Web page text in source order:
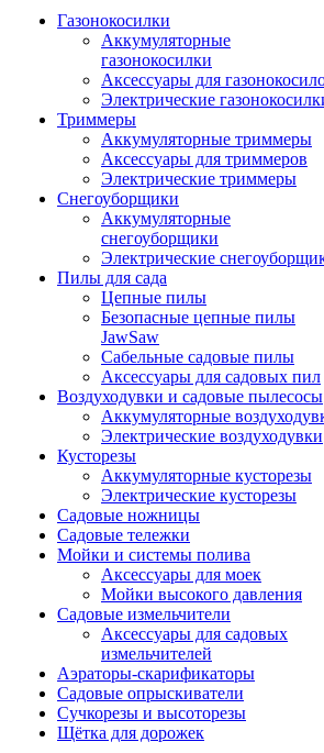
Газонокосилки
Аккумуляторные
газонокосилки
Аксессуары для
Электрические
Триммеры
Аккумуляторные триммеры
Аксессуары для триммеров
Электрические триммеры
Снегоуборщики
Аккумуляторные
снегоуборщики
Электрические
Пилы для сада
Цепные пилы
Безопасные цепные пилы
JawSaw
Сабельные садовые пилы
Аксессуары для садовых пил
Воздуходувки и садовые пылесосы
Аккумуляторные
Электрические воздуходувки
Кусторезы
Аккумуляторные кусторезы
Электрические кусторезы
Садовые ножницы
Садовые тележки
Мойки и системы полива
Аксессуары для моек
Мойки высокого давления
Садовые измельчители
Аксессуары для садовых
измельчителей
Аэраторы-скарификаторы
Садовые опрыскиватели
Сучкорезы и высоторезы
Щётка для дорожек